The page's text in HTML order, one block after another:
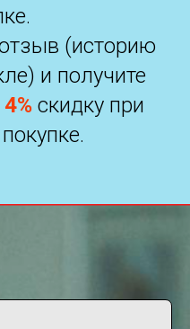
(историю
и получите
4% скидку при